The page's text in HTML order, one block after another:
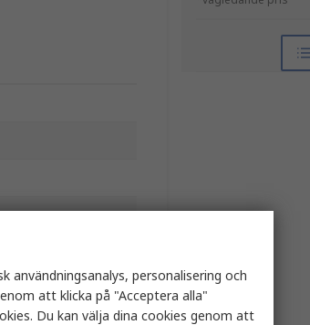
användningsanalys, personalisering och
att klicka på "Acceptera alla"
Du kan välja dina cookies genom att